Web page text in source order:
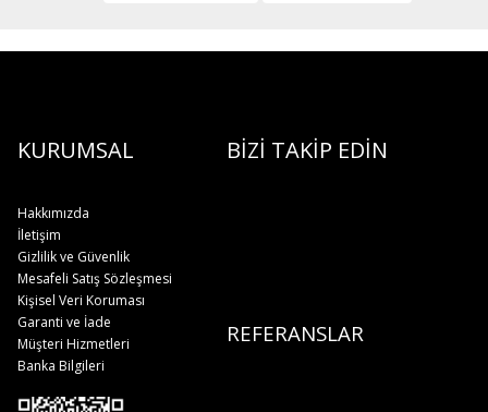
KURUMSAL BİZİ TAKİP EDİN
Hakkımızda
İletişim
Gizlilik ve Güvenlik
Mesafeli Satış Sözleşmesi
Kişisel Veri Koruması
REFERANSLAR
Garanti ve İade
Müşteri Hizmetleri
Banka Bilgileri